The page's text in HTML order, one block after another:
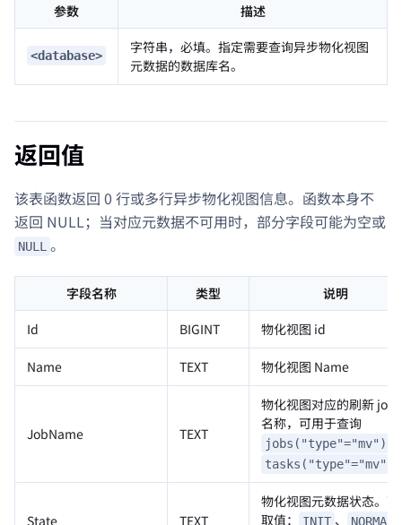
参数 描述
<database>
字符串，必填。指定需要查询异步物化视图
元数据的数据库名。
返回值
该表函数返回 0 行或多行异步物化视图信息。函数本身不
返回 NULL；当对应元数据不可用时，部分字段可能为空或
NULL 。
字段名称 类型
说明
Id
BIGINT 物化视图 id
Name TEXT 物化视图 Name
JobName TEXT
物化视图对应的刷新 job
名称，可用于查询
jobs("type"="mv")
tasks("type"="mv")
State TEXT
物化视图元数据状态。可
取值：
INIT 、 NORMAL